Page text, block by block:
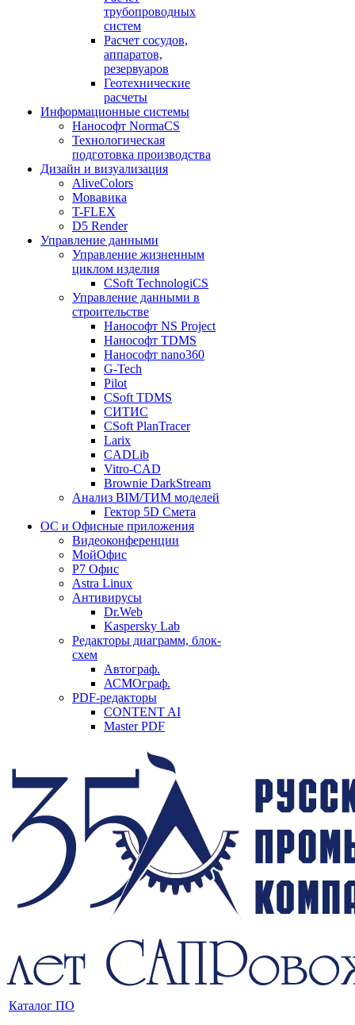
трубопроводных
систем
Расчет сосудов,
аппаратов,
резервуаров
Геотехнические
расчеты
Информационные системы
Нанософт NormaCS
Технологическая
подготовка производства
Дизайн и визуализация
AliveColors
Мовавика
T-FLEX
D5 Render
Управление данными
Управление жизненным
циклом изделия
CSoft TechnologiCS
Управление данными в
строительстве
Нанософт NS Project
Нанософт TDMS
Нанософт nano360
G-Tech
Pilot
CSoft TDMS
СИТИС
CSoft PlanTracer
Larix
CADLib
Vitro-CAD
Brownie DarkStream
Анализ BIM/ТИМ моделей
Гектор 5D Смета
ОС и Офисные приложения
Видеоконференции
МойОфис
P7 Офис
Astra Linux
Антивирусы
Dr.Web
Kaspersky Lab
Редакторы диаграмм, блок-
схем
Автограф.
АСМОграф.
PDF-редакторы
CONTENT AI
Master PDF
Каталог ПО